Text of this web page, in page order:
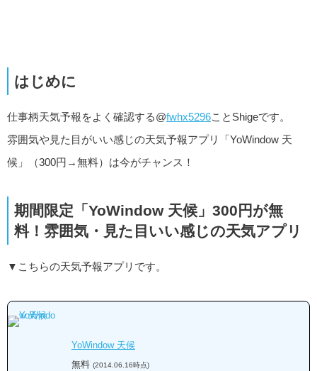
はじめに
仕事柄天気予報をよく確認する@fwhx5296ことShigeです。
雰囲気や見た目がいい感じの天気予報アプリ「YoWindow 天
候」（300円→無料）は今がチャンス！
期間限定「YoWindow 天候」300円が無
料！雰囲気・見た目いい感じの天気アプリ
▼こちらの天気予報アプリです。
YoWindow 天候
無料 (2014.06.16時点)